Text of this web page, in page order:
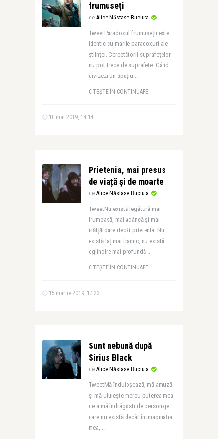
frumuseți
de Alice Năstase Buciuta
TweetParadoxul frumuseții este
identic cu marile paradoxuri ale
științei. Cercetătorii suprafețelor
nu pot trece de suprafețe. Când
divizezi un spațiu ..
CITEȘTE ÎN CONTINUARE
10 mai 2019, 14:14
Prietenia, mai presus
de viață și de moarte
de Alice Năstase Buciuta
TweetNu există legătură mai
frumoasă, mai adâncă și mai
înălțătoare decât prietenia. Nu
există laț mai trainic, nu există
oglindire mai profundă ..
CITEȘTE ÎN CONTINUARE
15 martie 2019, 17:23
Sunt nebună după
Sirius Black
de Alice Năstase Buciuta
TweetMă înduioșează, mă amuză
și mă uluiește mereu puterea mea
de a mă îndrăgosti de personaje
care nu există decât în imaginația
mea, ..